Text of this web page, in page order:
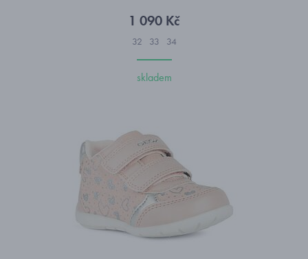
1 090 Kč
32 33 34
skladem